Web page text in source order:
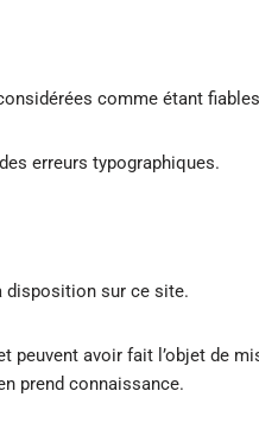
comme étant
erreurs typographiques.
disposition sur ce site.
avoir fait l’objet de
prend connaissance.